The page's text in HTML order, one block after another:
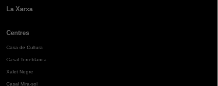
La Xarxa
Centres
Casa de Cultura
Casal Torreblanca
Xalet Negre
Casal Mira-sol